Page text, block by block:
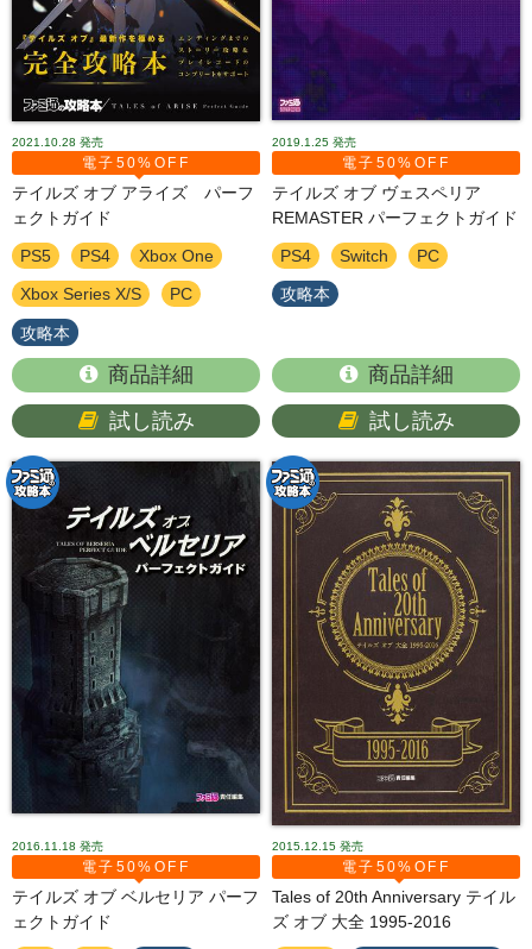
2021.10.28 発売
電子50%OFF
テイルズ オブ アライズ パーフ
ェクトガイド
PS5 PS4 Xbox One
Xbox Series X/S PC
攻略本
商品詳細
試し読み
2019.1.25 発売
電子50%OFF
テイルズ オブ ヴェスペリア
REMASTER パーフェクトガイド
PS4 Switch PC
攻略本
商品詳細
試し読み
2016.11.18 発売
電子50%OFF
テイルズ オブ ベルセリア パーフ
ェクトガイド
2015.12.15 発売
電子50%OFF
Tales of 20th Anniversary テイル
ズ オブ 大全 1995-2016